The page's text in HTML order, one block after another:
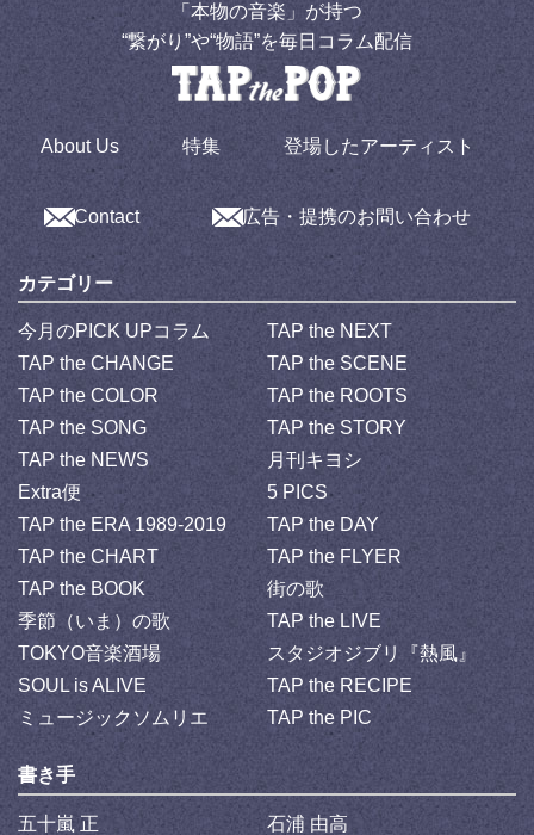
「本物の音楽」が持つ
“繋がり”や“物語”を毎日コラム配信
About Us 特集 登場したアーティスト
Contact 広告・提携のお問い合わせ
カテゴリー
今月のPICK UPコラム
TAP the NEXT
TAP the CHANGE
TAP the SCENE
TAP the COLOR
TAP the ROOTS
TAP the SONG
TAP the STORY
TAP the NEWS
月刊キヨシ
Extra便
5 PICS
TAP the ERA 1989-2019
TAP the DAY
TAP the CHART
TAP the FLYER
TAP the BOOK
街の歌
季節（いま）の歌
TAP the LIVE
TOKYO音楽酒場
スタジオジブリ『熱風』
SOUL is ALIVE
TAP the RECIPE
ミュージックソムリエ
TAP the PIC
書き手
五十嵐 正
石浦 由高